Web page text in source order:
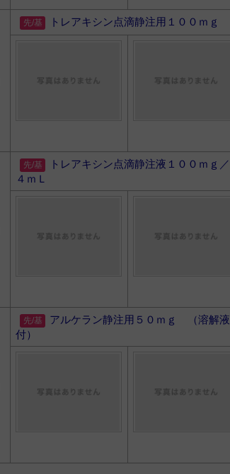
トレアキシン点滴静注用１００ｍｇ
トレアキシン点滴静注液１００ｍｇ／
４ｍＬ
アルケラン静注用５０ｍｇ （溶解液
付）